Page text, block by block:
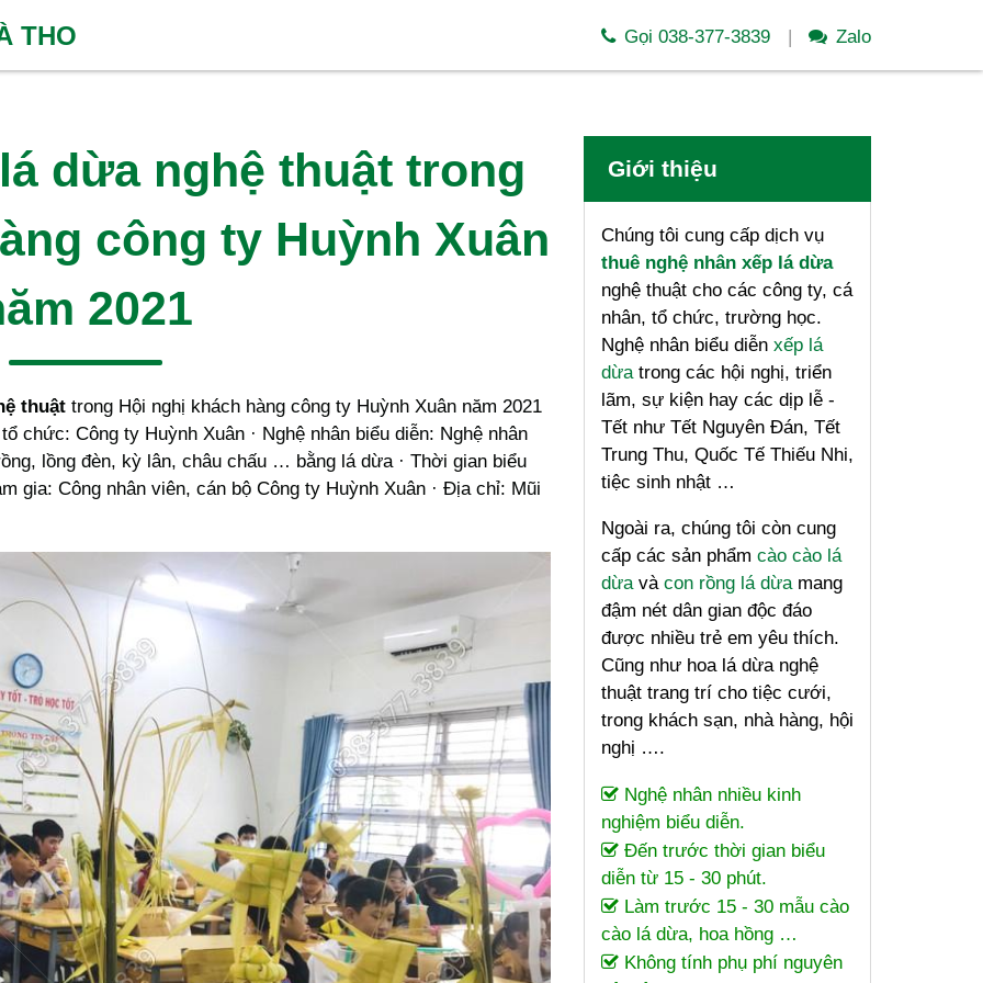
THO Gọi 038-377-3839 Zalo
dừa nghệ thuật trong
công ty Huỳnh Xuân
2021
thuật trong Hội nghị khách hàng công ty Huỳnh Xuân năm 2021
chức: Công ty Huỳnh Xuân · Nghệ nhân biểu diễn: Nghệ nhân
lồng đèn, kỳ lân, châu chấu … bằng lá dừa · Thời gian biểu
gia: Công nhân viên, cán bộ Công ty Huỳnh Xuân · Địa chỉ: Mũi
Giới thiệu
Chúng tôi cung cấp dịch vụ
thuê nghệ nhân xếp lá dừa
nghệ thuật cho các công ty, cá
nhân, tổ chức, trường học.
Nghệ nhân biểu diễn xếp lá
dừatrong các hội nghị, triển
lãm, sự kiện hay các dịp lễ -
Tết như Tết Nguyên Đán, Tết
Trung Thu, Quốc Tế Thiếu Nhi,
tiệc sinh nhật …
Ngoài ra, chúng tôi còn cung
cấp các sản phẩm cào cào lá
dừavà con rồng lá dừamang
đậm nét dân gian độc đáo
được nhiều trẻ em yêu thích.
Cũng như hoa lá dừa nghệ
thuật trang trí cho tiệc cưới,
trong khách sạn, nhà hàng, hội
nghị ….
Nghệ nhân nhiều kinh
nghiệm biểu diễn.
Đến trước thời gian biểu
diễn từ 15 - 30 phút.
Làm trước 15 - 30 mẫu cào
cào lá dừa, hoa hồng …
Không tính phụ phí nguyên